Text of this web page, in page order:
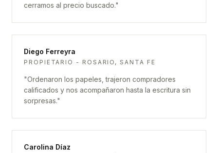
cerramos al precio buscado."
Diego Ferreyra
PROPIETARIO - ROSARIO, SANTA FE
"Ordenaron los papeles, trajeron compradores
calificados y nos acompañaron hasta la escritura sin
sorpresas."
Carolina Díaz